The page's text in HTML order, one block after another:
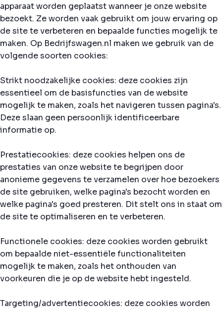
apparaat worden geplaatst wanneer je onze website
bezoekt. Ze worden vaak gebruikt om jouw ervaring op
de site te verbeteren en bepaalde functies mogelijk te
maken. Op Bedrijfswagen.nl maken we gebruik van de
volgende soorten cookies:
Strikt noodzakelijke cookies: deze cookies zijn
essentieel om de basisfuncties van de website
mogelijk te maken, zoals het navigeren tussen pagina's.
Deze slaan geen persoonlijk identificeerbare
informatie op.
Prestatiecookies: deze cookies helpen ons de
prestaties van onze website te begrijpen door
anonieme gegevens te verzamelen over hoe bezoekers
de site gebruiken, welke pagina's bezocht worden en
welke pagina's goed presteren. Dit stelt ons in staat om
de site te optimaliseren en te verbeteren.
Functionele cookies: deze cookies worden gebruikt
om bepaalde niet-essentiële functionaliteiten
mogelijk te maken, zoals het onthouden van
voorkeuren die je op de website hebt ingesteld.
Targeting/advertentiecookies: deze cookies worden